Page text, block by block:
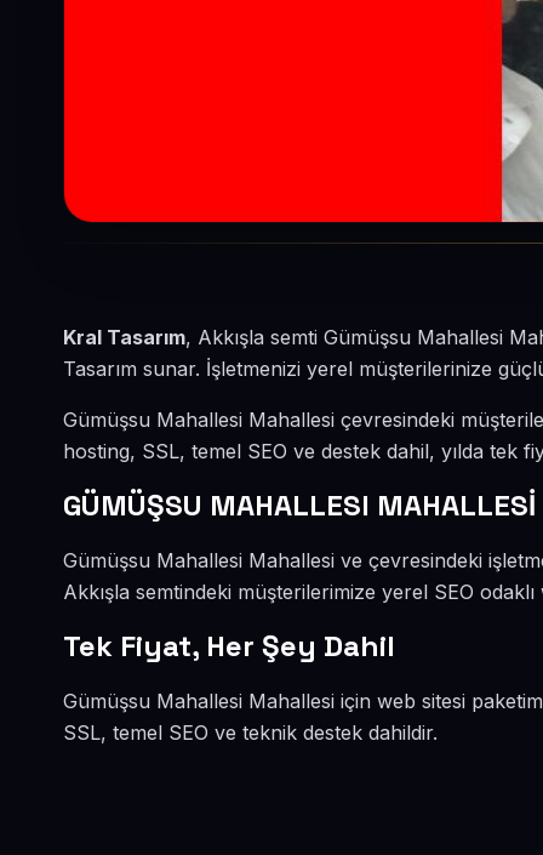
Kral Tasarım, Akkışla semti Gümüşsu Mahallesi
Tasarım sunar. İşletmenizi yerel müşterilerinize
Gümüşsu Mahallesi Mahallesi çevresindeki
hosting, SSL, temel SEO ve destek dahil, yılda tek
GÜMÜŞSU MAHALLESI
Gümüşsu Mahallesi Mahallesi ve çevresindeki
Akkışla semtindeki müşterilerimize yerel SEO
Tek Fiyat, Her Şey Dahil
Gümüşsu Mahallesi Mahallesi için web sitesi
SSL, temel SEO ve teknik destek dahildir.